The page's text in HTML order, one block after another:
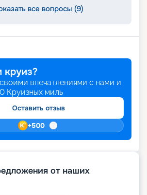
все вопросы (9)
круиз?
впечатлениями с нами и
Круизных миль
Оставить отзыв
+500
от наших